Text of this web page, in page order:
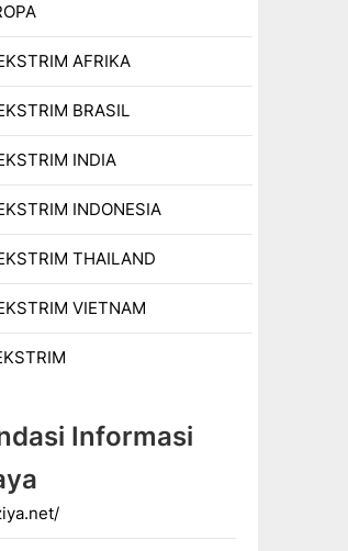
AFRIKA
BRASIL
INDIA
INDONESIA
THAILAND
VIETNAM
Informasi